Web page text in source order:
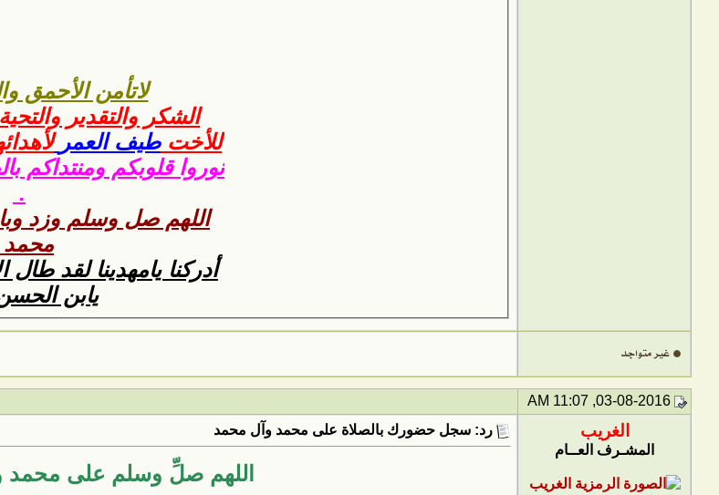
لاتأمن الأحمق
الشكر والتقدير
للأختطيف العمر
نوروا قلوبكم ومنتداكم
.
اللهم صل وسلم وزد
أدركنا يامهدينا لقد
يابن
الغريب
المشـرف العــام
رد: سجل حضورك بالصلاة على محمد وآل محمد
اللهم صلِّ وسلم على